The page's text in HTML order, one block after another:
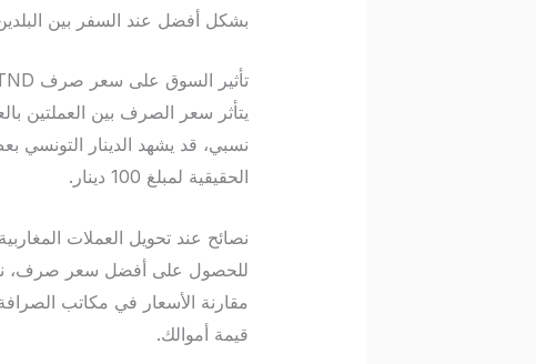
بشكل أفضل عند السفر بين
تأثير السوق على سعر صرف TND مقابل MAD
يتأثر سعر الصرف بين العملتين
نسبي، قد يشهد الدينار التونسي
الحقيقية لمبلغ 100 دينار.
نصائح عند تحويل العملات المغاربية
للحصول على أفضل سعر صرف، ننصح
مقارنة الأسعار في مكاتب
قيمة أموالك.